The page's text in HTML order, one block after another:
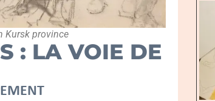
Kursk province
: LA VOIE DE